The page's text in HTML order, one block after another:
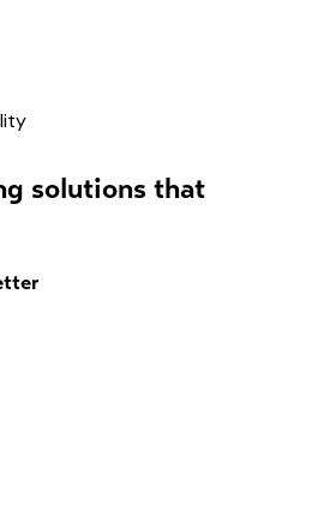
solutions that